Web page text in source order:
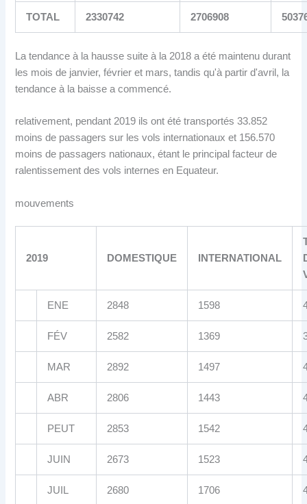
TOTAL 2330742 2706908
La tendance à la hausse suite à la 2018 a été maintenu durant
les mois de janvier, février et mars, tandis qu'à partir d'avril, la
tendance à la baisse a commencé.
relativement, pendant 2019 ils ont été transportés 33.852
moins de passagers sur les vols internationaux et 156.570
moins de passagers nationaux, étant le principal facteur de
ralentissement des vols internes en Equateur.
mouvements
2019 DOMESTIQUE INTERNATIONAL
ENE 2848 1598
FÉV 2582 1369
MAR 2892 1497
ABR 2806 1443
PEUT 2853 1542
JUIN 2673 1523
JUIL 2680 1706